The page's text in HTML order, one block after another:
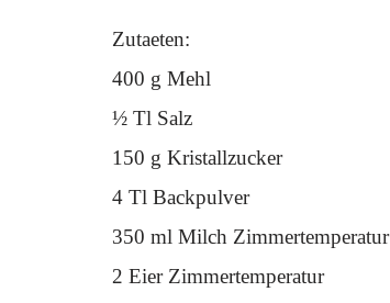
Zutaeten:
400 g Mehl
½ Tl Salz
150 g Kristallzucker
4 Tl Backpulver
350 ml Milch Zimmertemperatur
2 Eier Zimmertemperatur